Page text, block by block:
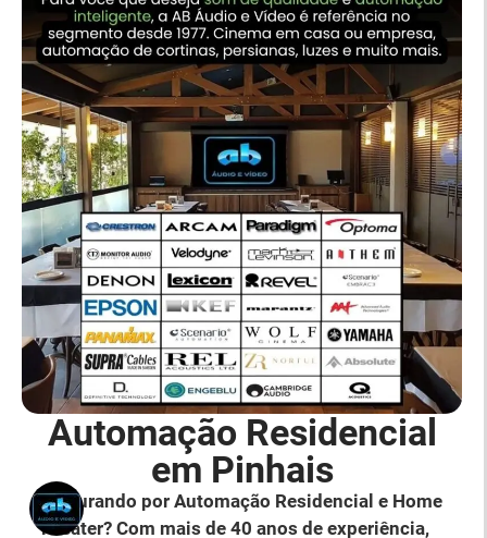
Automação Residencial
em Pinhais
Procurando por Automação Residencial e Home
Theater? Com mais de 40 anos de experiência,